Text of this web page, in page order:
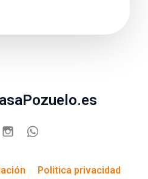
Politica privacidad